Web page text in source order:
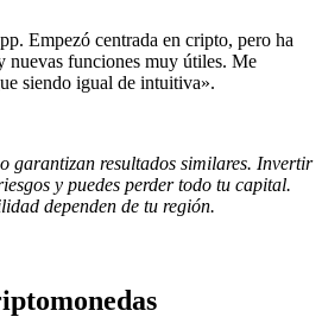
Empezó centrada en cripto, pero ha
nuevas funciones muy útiles. Me
siendo igual de intuitiva».
garantizan resultados similares. Invertir
y puedes perder todo tu capital.
dependen de tu región.